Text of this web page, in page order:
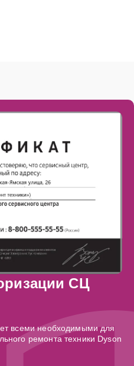
СЦ
всеми необходимыми для
ремонта техники Dyson